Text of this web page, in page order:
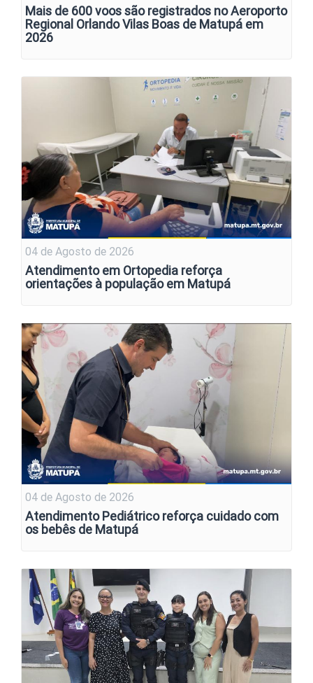
Mais de 600 voos são registrados no Aeroporto
Regional Orlando Vilas Boas de Matupá em
2026
04 de Agosto de 2026
Atendimento em Ortopedia reforça
orientações à população em Matupá
04 de Agosto de 2026
Atendimento Pediátrico reforça cuidado com
os bebês de Matupá